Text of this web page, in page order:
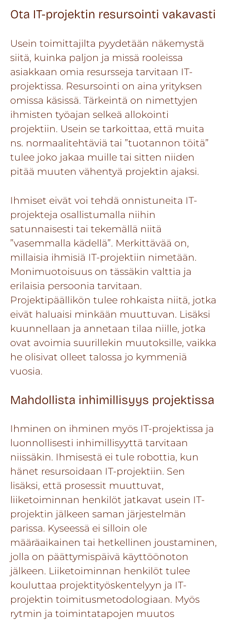
Ota IT-projektin resursointi vakavasti
Usein toimittajilta pyydetään näkemystä
siitä, kuinka paljon ja missä rooleissa
asiakkaan omia resursseja tarvitaan IT-
projektissa. Resursointi on aina yrityksen
omissa käsissä. Tärkeintä on nimettyjen
ihmisten työajan selkeä allokointi
projektiin. Usein se tarkoittaa, että muita
ns. normaalitehtäviä tai ”tuotannon töitä”
tulee joko jakaa muille tai sitten niiden
pitää muuten vähentyä projektin ajaksi.
Ihmiset eivät voi tehdä onnistuneita IT-
projekteja osallistumalla niihin
satunnaisesti tai tekemällä niitä
”vasemmalla kädellä”. Merkittävää on,
millaisia ihmisiä IT-projektiin nimetään.
Monimuotoisuus on tässäkin valttia ja
erilaisia persoonia tarvitaan.
Projektipäällikön tulee rohkaista niitä, jotka
eivät haluaisi minkään muuttuvan. Lisäksi
kuunnellaan ja annetaan tilaa niille, jotka
ovat avoimia suurillekin muutoksille, vaikka
he olisivat olleet talossa jo kymmeniä
vuosia.
Mahdollista inhimillisyys projektissa
Ihminen on ihminen myös IT-projektissa ja
luonnollisesti inhimillisyyttä tarvitaan
niissäkin. Ihmisestä ei tule robottia, kun
hänet resursoidaan IT-projektiin. Sen
lisäksi, että prosessit muuttuvat,
liiketoiminnan henkilöt jatkavat usein IT-
projektin jälkeen saman järjestelmän
parissa. Kyseessä ei silloin ole
määräaikainen tai hetkellinen joustaminen,
jolla on päättymispäivä käyttöönoton
jälkeen. Liiketoiminnan henkilöt tulee
kouluttaa projektityöskentelyyn ja IT-
projektin toimitusmetodologiaan. Myös
rytmin ja toimintatapojen muutos